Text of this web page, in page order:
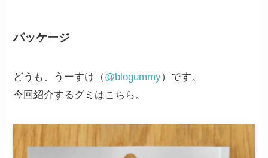
パッケージ
どうも、うーすけ（@blogummy）です。
今回紹介するグミはこちら。